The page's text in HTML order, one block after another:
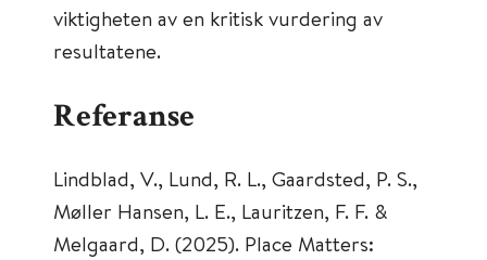
viktigheten av en kritisk vurdering av
resultatene.
Referanse
Lindblad, V., Lund, R. L., Gaardsted, P. S.,
Møller Hansen, L. E., Lauritzen, F. F. &
Melgaard, D. (2025). Place Matters: